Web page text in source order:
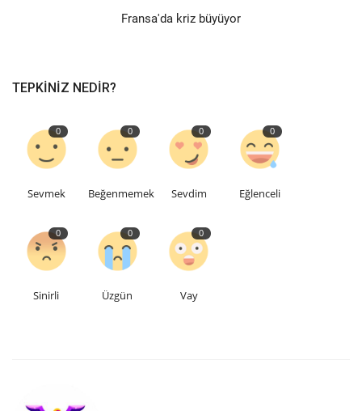
Restoranlar
Etkinlik
Teknoloji
Galeri
İletişim
Fransa'da kriz büyüyor
TEPKINIZ NEDIR?
0
Sevmek
0
Beğenmemek
0
Sevdim
0
Eğlenceli
0
Sinirli
0
Üzgün
0
Vay